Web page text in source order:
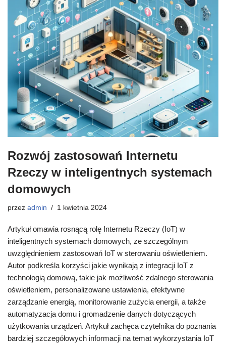
Rozwój zastosowań Internetu
Rzeczy w inteligentnych systemach
domowych
przez admin 1 kwietnia 2024
Artykuł omawia rosnącą rolę Internetu Rzeczy (IoT) w
inteligentnych systemach domowych, ze szczególnym
uwzględnieniem zastosowań IoT w sterowaniu oświetleniem.
Autor podkreśla korzyści jakie wynikają z integracji IoT z
technologią domową, takie jak możliwość zdalnego sterowania
oświetleniem, personalizowane ustawienia, efektywne
zarządzanie energią, monitorowanie zużycia energii, a także
automatyzacja domu i gromadzenie danych dotyczących
użytkowania urządzeń. Artykuł zachęca czytelnika do poznania
bardziej szczegółowych informacji na temat wykorzystania IoT